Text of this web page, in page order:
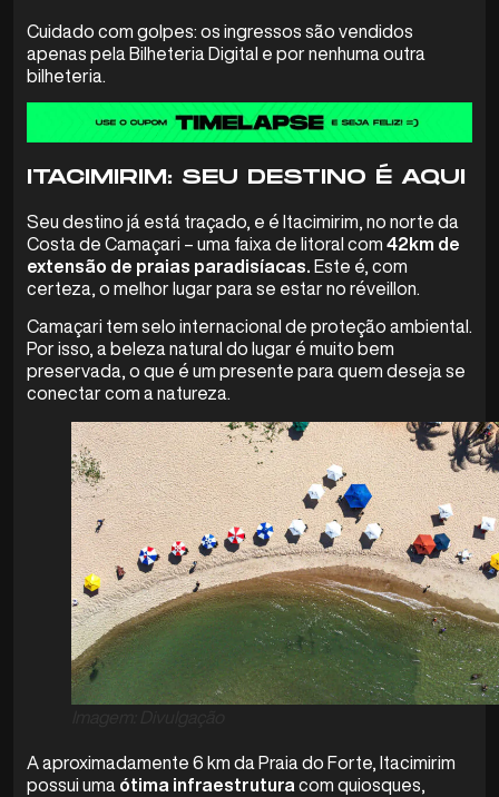
Cuidado com golpes: os ingressos são vendidos
apenas pela Bilheteria Digital e por nenhuma outra
bilheteria.
ITACIMIRIM: SEU DESTINO É AQUI
Seu destino já está traçado, e é Itacimirim, no norte da
Costa de Camaçari – uma faixa de litoral com 42km de
extensão de praias paradisíacas. Este é, com
certeza, o melhor lugar para se estar no réveillon.
Camaçari tem selo internacional de proteção ambiental.
Por isso, a beleza natural do lugar é muito bem
preservada, o que é um presente para quem deseja se
conectar com a natureza.
A aproximadamente 6 km da Praia do Forte, Itacimirim
possui uma ótima infraestrutura com quiosques,